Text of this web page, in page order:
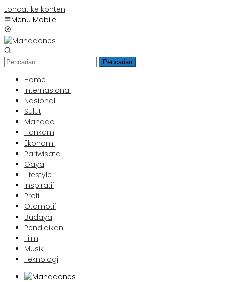
Loncat ke konten
Menu Mobile
Pencarian
Home
Internasional
Nasional
Sulut
Manado
Hankam
Ekonomi
Pariwisata
Gaya
Lifestyle
Inspiratif
Profil
Otomotif
Budaya
Pendidikan
Film
Musik
Teknologi